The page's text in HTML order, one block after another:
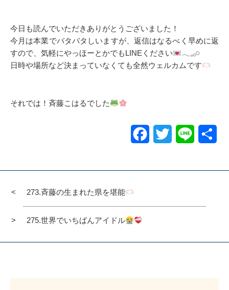
今日も読んでいただきありがとうございました！
今月は本業でバタバタしいますが、返信はなるべく早めに返
すので、気軽にやっほーとかでもLINEください
𓂃𓈒𓂂𓏸
日時や場所など決まっていなくても全然ウェルカムです
それでは！斉藤こはるでした
Facebook
Twitter Line
273.斉藤の生まれた県を堪能
275.世界でいちばんアイドル